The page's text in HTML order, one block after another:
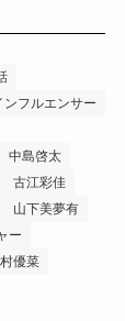
ンフルエンサー
中島啓太
古江彩佳
山下美夢有
ー
優菜